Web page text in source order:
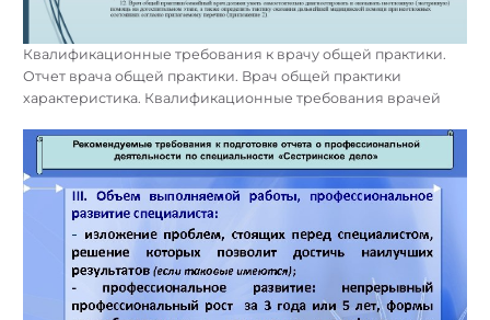
Квалификационные требования к врачу общей практики.
Отчет врача общей практики. Врач общей практики
характеристика. Квалификационные требования врачей